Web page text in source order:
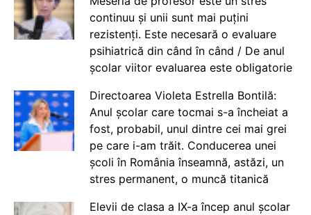
continuu și unii sunt mai puțini
rezistenți. Este necesară o evaluare
psihiatrică din când în când / De anul
școlar viitor evaluarea este obligatorie
Directoarea Violeta Estrella Bontilă:
Anul școlar care tocmai s-a încheiat a
fost, probabil, unul dintre cei mai grei
pe care i-am trăit. Conducerea unei
școli în România înseamnă, astăzi, un
stres permanent, o muncă titanică
Elevii de clasa a IX-a încep anul școlar